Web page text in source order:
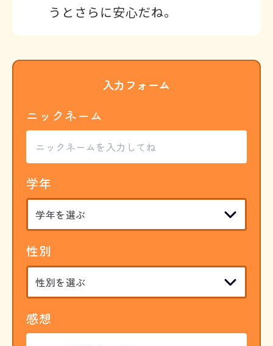
うとさらに安心だね。
入力フォーム
ニックネーム
学年
性別
感想